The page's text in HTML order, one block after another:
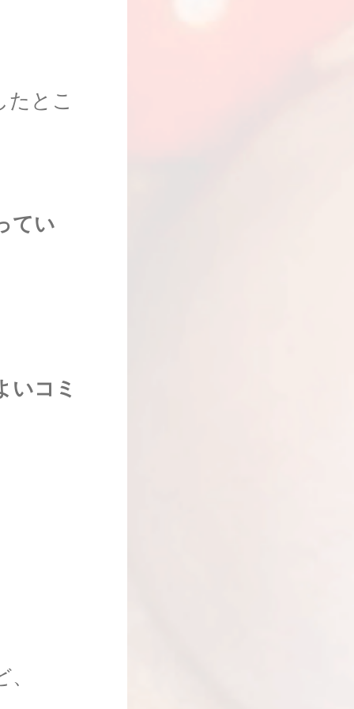
たとこ
てい
いコミ